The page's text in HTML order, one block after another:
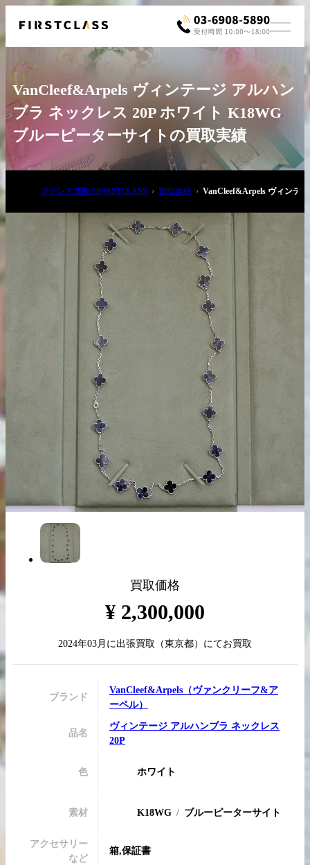
03-6908-5890
出張買取の
お申込み
宅配買取の
お申込み
LINE査定
買取実績はこちらから
VanCleef&Arpels ヴィンテージ アルハン
ブラ ネックレス 20P ホワイト K18WG
ブルーピーターサイトの買取実績
ブランド買取のFIRSTCLASS 買取実績 VanCleef&Arpels ヴィンテ
買取価格
¥ 2,300,000
2024年03月 に出張買取 （東京都）にてお買取
ブランド
VanCleef&Arpels （ヴァンクリーフ&ア
ーペル）
品名
ヴィンテージ アルハンブラ ネックレス
20P
色 ホワイト
素材 K18WG ブルーピーターサイト
アクセサリー
など
箱,保証書